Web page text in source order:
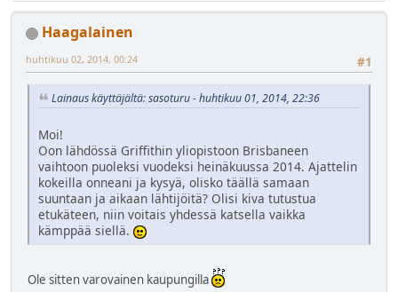
Haagalainen
#1
huhtikuu 02, 2014, 00:24
Lainaus käyttäjältä: sasoturu - huhtikuu 01, 2014, 22:36
Moi!
Oon lähdössä Griffithin yliopistoon Brisbaneen
vaihtoon puoleksi vuodeksi heinäkuussa 2014. Ajattelin
kokeilla onneani ja kysyä, olisko täällä samaan
suuntaan ja aikaan lähtijöitä? Olisi kiva tutustua
etukäteen, niin voitais yhdessä katsella vaikka
kämppää siellä.
Ole sitten varovainen kaupungilla